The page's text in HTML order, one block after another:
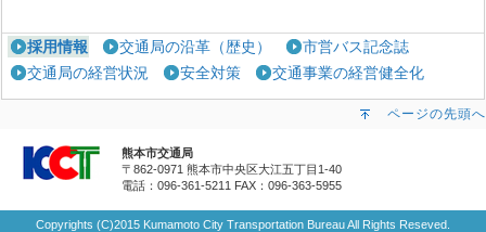
採用情報 交通局の沿革（歴史）
市営バス記念誌
交通局の経営状況
安全対策 交通事業の経営健全化
ページの先頭へ
熊本市交通局
〒862-0971 熊本市中央区大江五丁目1-40
電話：096-361-5211 FAX：096-363-5955
Copyrights (C)2015 Kumamoto City Transportation Bureau All Rights Reseved.